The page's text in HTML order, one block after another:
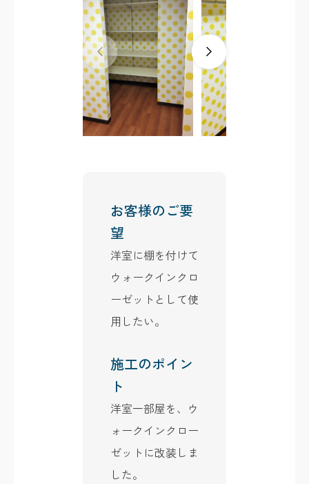
お客様のご要
望
洋室に棚を付けて
ウォークインクロ
ーゼットとして使
用したい。
施工のポイン
ト
洋室一部屋を、ウ
ォークインクロー
ゼットに改装しま
した。